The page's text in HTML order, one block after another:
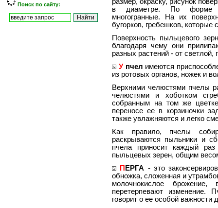
Поиск по сайту:
в диаметре. По форме
многогранные. На их
бугорков, гребешков,
Поверхность пыльцевого
благодаря чему они
разных растений - от
Упчел имеются
из ротовых органов, ножек и
Верхними челюстями пчелы
челюстями и хоботком
собранным на том же
переносе ее в корзиночки
также увлажняются и легко
Как правило, пчелы
раскрываются пыльники и
пчела приносит каждый
пыльцевых зерен, общим
П ЕРГА - это
обножка, сложенная и
молочнокислое
перетерпевают изменение.
говорит о ее особой важности